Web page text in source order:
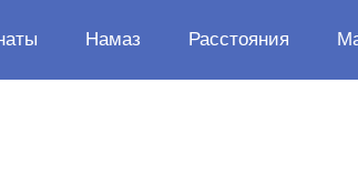
Намаз Расстояния